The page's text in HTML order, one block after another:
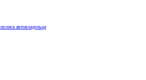
автовладельца